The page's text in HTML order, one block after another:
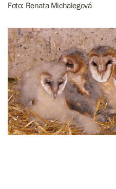
Foto: Renata Michalegová